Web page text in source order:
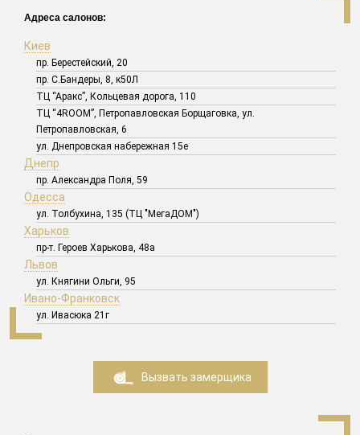
Адреса салонов:
Киев
пр. Берестейский, 20
пр. С.Бандеры, 8, к50Л
ТЦ “Аракс”, Кольцевая дорога, 110
ТЦ “4ROOM”, Петропавловская Борщаговка, ул.
Петропавловская, 6
ул. Днепровская набережная 15е
Днепр
пр. Александра Поля, 59
Одесса
ул. Толбухина, 135 (ТЦ "МегаДОМ")
Харьков
пр-т. Героев Харькова, 48а
Львов
ул. Княгини Ольги, 95
Ивано-Франковск
ул. Ивасюка 21г
Вызвать замерщика